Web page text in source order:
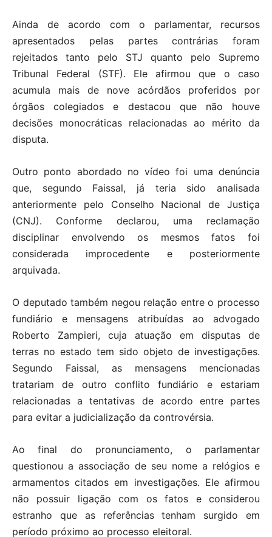
Ainda de acordo com o parlamentar, recursos
apresentados pelas partes contrárias foram
rejeitados tanto pelo STJ quanto pelo Supremo
Tribunal Federal (STF). Ele afirmou que o caso
acumula mais de nove acórdãos proferidos por
órgãos colegiados e destacou que não houve
decisões monocráticas relacionadas ao mérito da
disputa.
Outro ponto abordado no vídeo foi uma denúncia
que, segundo Faissal, já teria sido analisada
anteriormente pelo Conselho Nacional de Justiça
(CNJ). Conforme declarou, uma reclamação
disciplinar envolvendo os mesmos fatos foi
considerada improcedente e posteriormente
arquivada.
O deputado também negou relação entre o processo
fundiário e mensagens atribuídas ao advogado
Roberto Zampieri, cuja atuação em disputas de
terras no estado tem sido objeto de investigações.
Segundo Faissal, as mensagens mencionadas
tratariam de outro conflito fundiário e estariam
relacionadas a tentativas de acordo entre partes
para evitar a judicialização da controvérsia.
Ao final do pronunciamento, o parlamentar
questionou a associação de seu nome a relógios e
armamentos citados em investigações. Ele afirmou
não possuir ligação com os fatos e considerou
estranho que as referências tenham surgido em
período próximo ao processo eleitoral.